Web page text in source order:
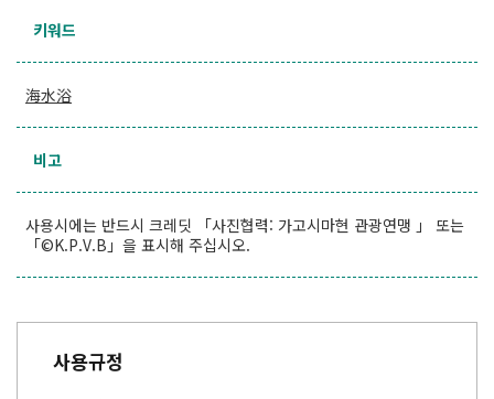
키워드
海水浴
비고
사용시에는 반드시 크레딧 「사진협력: 가고시마현 관광연맹 」 또는
「©K.P.V.B」을 표시해 주십시오.
사용규정